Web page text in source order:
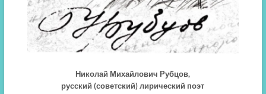
Николай Михайлович Рубцов,
русский (советский) лирический поэт